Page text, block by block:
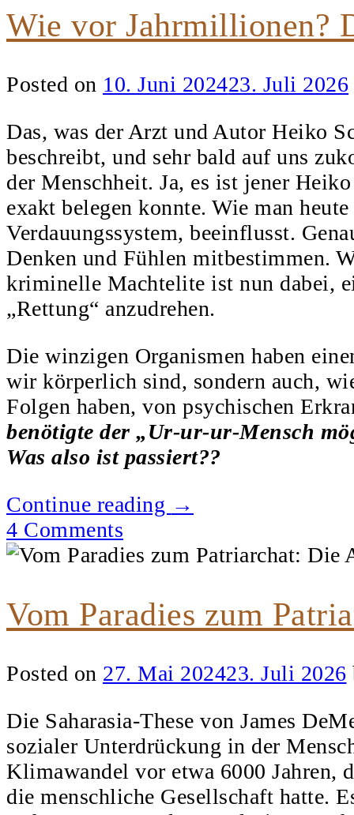
Zyklen
auf
Erde?
warum?“
Wie vor Jahrmillionen?
Posted on 10. Juni 202423. Juli 2026
Das, was der Arzt und Autor Heiko
beschreibt, und sehr bald auf uns
der Menschheit. Ja, es ist jener
exakt belegen konnte. Wie man
Verdauungssystem, beeinflusst.
Denken und Fühlen mitbestimmen.
kriminelle Machtelite ist nun dabei,
„Rettung“ anzudrehen.
Die winzigen Organismen haben
wir körperlich sind, sondern auch,
Folgen haben, von psychischen
benötigte der „Ur-ur-ur-Mensch
Was also ist passiert??
Continue reading „Wie
Jahrmillionen?
unsichtbare
Angriff
Mikrobiom
→
4 Comments
Vom Paradies zum
Posted on 27. Mai 202423. Juli 2026
Die Saharasia-These von James
sozialer Unterdrückung in der
Klimawandel vor etwa 6000 Jahren,
die menschliche Gesellschaft hatte.